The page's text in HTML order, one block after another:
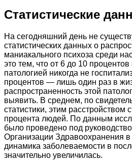
Статистические
На сегодняшний день не
статистических данных о
маниакального психоза среди
это тем, что от 6 до 10
патологией никогда не
процентов — лишь один раз в
распространенность этой
выявить. В среднем, по
статистики, этим расстройством
процента людей. По данным
было проведено под
Организации Здравоохранения
динамика заболеваемости в
значительно увеличилась.